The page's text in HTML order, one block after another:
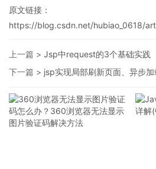
原文链接：
https://blog.csdn.net/hubiao_0618/
上一篇 > Jsp中request的3个基础实践
下一篇 > jsp实现局部刷新页面、异步